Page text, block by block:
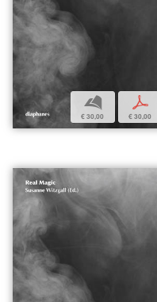
b
€ 30,00
p
€ 30,00